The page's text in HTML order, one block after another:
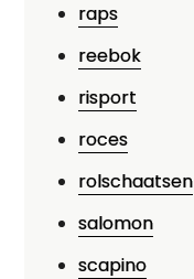
raps
reebok
risport
roces
rolschaatsen
salomon
scapino